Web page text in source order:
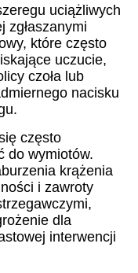
uciążliwych
zgłaszanymi
które często
uczucie,
czoła lub
nacisku
często
do wymiotów.
krążenia
i zawroty
dla
interwencji